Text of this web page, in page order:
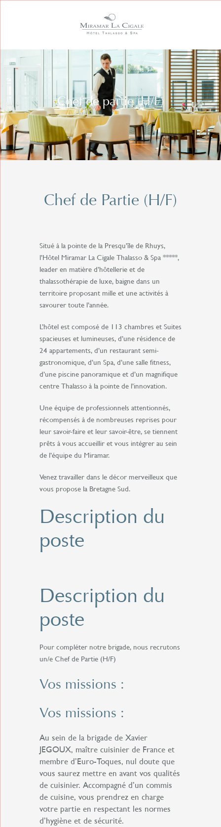
Chef de partie (H/F)
Chef de Partie (H/F)
Situé à la pointe de la Presqu’île de Rhuys,
l’Hôtel Miramar La Cigale Thalasso & Spa *****,
leader en matière d’hôtellerie et de
thalassothérapie de luxe, baigne dans un
territoire proposant mille et une activités à
savourer toute l’année.
L’hôtel est composé de 113 chambres et Suites
spacieuses et lumineuses, d’une résidence de
24 appartements, d’un restaurant semi-
gastronomique, d’un Spa, d’une salle fitness,
d’une piscine panoramique et d’un magnifique
centre Thalasso à la pointe de l’innovation.
Une équipe de professionnels attentionnés,
récompensés à de nombreuses reprises pour
leur savoir-faire et leur savoir-être, se tiennent
prêts à vous accueillir et vous intégrer au sein
de l’équipe du Miramar.
Venez travailler dans le décor merveilleux que
vous propose la Bretagne Sud.
Description du
poste
Description du
poste
Pour compléter notre brigade, nous recrutons
un/e Chef de Partie (H/F)
Vos missions :
Vos missions :
Au sein de la brigade de Xavier
JEGOUX, maître cuisinier de France et
membre d’Euro-Toques, nul doute que
vous saurez mettre en avant vos qualités
de cuisinier. Accompagné d’un commis
de cuisine, vous prendrez en charge
votre partie en respectant les normes
d’hygiène et de sécurité.